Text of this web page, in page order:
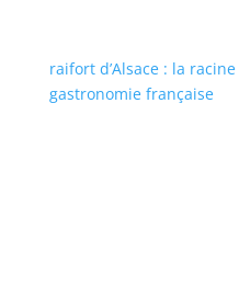
raifort d’Alsace : la
gastronomie française